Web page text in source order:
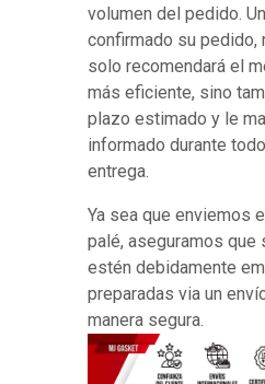
volumen del pedido.
confirmado su pedido,
solo recomendará el
más eficiente, sino
plazo estimado y le
informado durante
entrega.
Ya sea que enviemos
palé, aseguramos que
estén debidamente
preparadas via un
manera segura.